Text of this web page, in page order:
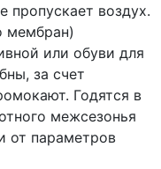
пропускает воздух.
мембран)
или обуви для
за счет
Годятся в
межсезонья
от параметров